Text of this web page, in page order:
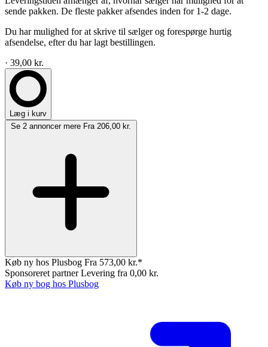
sende pakken. De fleste pakker afsendes inden for 1-2 dage.
Du har mulighed for at skrive til sælger og forespørge hurtig
afsendelse, efter du har lagt bestillingen.
· 39,00 kr.
Læg i kurv
Se 2 annoncer mere Fra 206,00 kr.
Køb ny hos Plusbog Fra 573,00 kr.*
Sponsoreret partnerLevering fra 0,00 kr.
Køb ny bog hos Plusbog